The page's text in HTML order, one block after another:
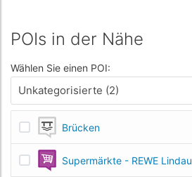
POIs in der Nähe
Wählen Sie einen POI:
Unkategorisierte (2)
Brücken
Supermärkte - REWE Lindau